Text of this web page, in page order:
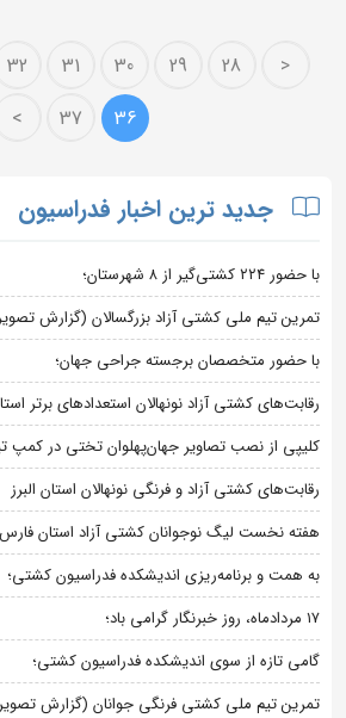
<
28
29
30
31
32
36
37
>
جدید ترین اخبار فدراسیون
با حضور ۲۲۴ کشتی‌گیر از ۸ شهرستان؛
تمرین تیم ملی کشتی آزاد بزرگسالان (گزارش
با حضور متخصصان برجسته جراحی جهان؛
رقابت‌های کشتی آزاد نونهالان استعدادهای برتر
کلیپی از نصب تصاویر جهان‌پهلوان تختی در
رقابت‌های کشتی آزاد و فرنگی نونهالان استان البرز
هفته نخست لیگ نوجوانان کشتی آزاد استان فارس
به همت و برنامه‌ریزی اندیشکده فدراسیون کشتی؛
۱۷ مردادماه، روز خبرنگار گرامی باد؛
گامی تازه از سوی اندیشکده فدراسیون کشتی؛
تمرین تیم ملی کشتی فرنگی جوانان (گزارش